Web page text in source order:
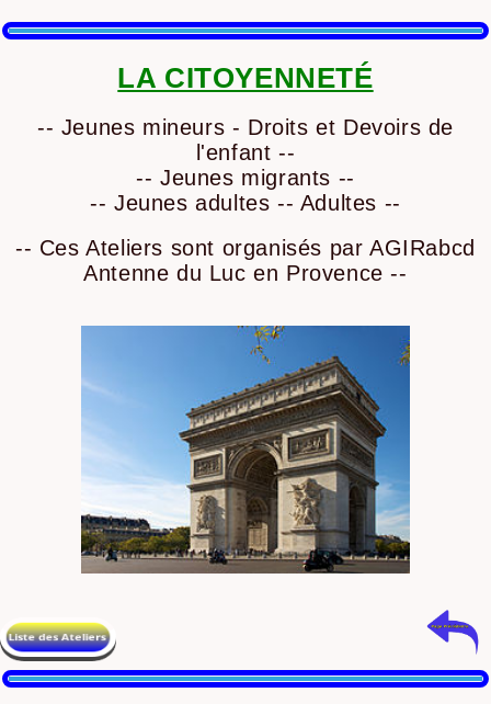
LA CITOYENNETÉ
-- Jeunes mineurs - Droits et Devoirs de
l'enfant --
-- Jeunes migrants --
-- Jeunes adultes -- Adultes --
-- Ces Ateliers sont organisés par AGIRabcd
Antenne du Luc en Provence --